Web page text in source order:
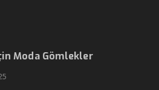
Moda Gömlekler